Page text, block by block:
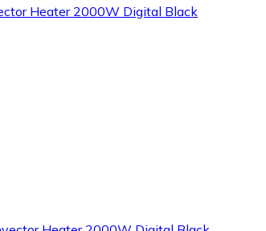
Heater 2000W Digital Black